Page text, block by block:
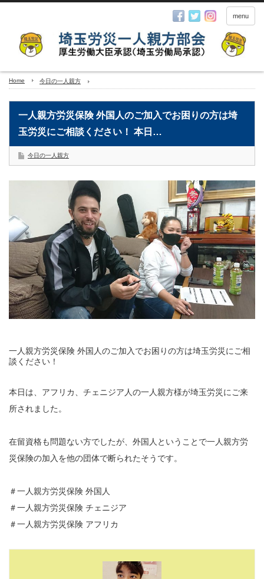
menu
Home 今日の一人親方
一人親方労災保険 外国人のご加入でお困りの方は埼
玉労災にご相談ください！ 本日…
今日の一人親方
一人親方労災保険 外国人のご加入でお困りの方は埼玉労災にご相
談ください！
本日は、アフリカ、チェニジア人の一人親方様が埼玉労災にご来
所されました。
在留資格も問題ない方でしたが、外国人ということで一人親方労
災保険の加入を他の団体で断られたそうです。
＃一人親方労災保険 外国人
＃一人親方労災保険 チェニジア
＃一人親方労災保険 アフリカ